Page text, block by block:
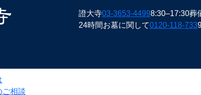
證大寺03-3653-44998:30–17:30葬
24時間お墓に関して0120-118-733
ご相談